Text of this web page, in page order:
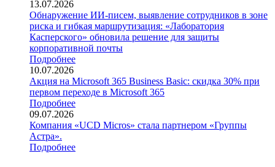
13.07.2026
Обнаружение ИИ-писем, выявление сотрудников в зоне
риска и гибкая маршрутизация: «Лаборатория
Касперского» обновила решение для защиты
корпоративной почты
Подробнее
10.07.2026
Акция на Microsoft 365 Business Basic: скидка 30% при
первом переходе в Microsoft 365
Подробнее
09.07.2026
Компания «UCD Micros» стала партнером «Группы
Астра».
Подробнее